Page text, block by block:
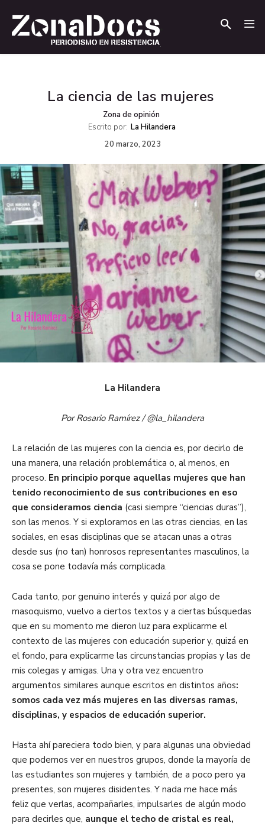
La ciencia de las mujeres
Zona de opinión
Escrito por: La Hilandera
20 marzo, 2023
La Hilandera
Por Rosario Ramírez / @la_hilandera
La relación de las mujeres con la ciencia es, por decirlo de
una manera, una relación problemática o, al menos, en
proceso. En principio porque aquellas mujeres que han
tenido reconocimiento de sus contribuciones en eso
que consideramos ciencia (casi siempre “ciencias duras”),
son las menos. Y si exploramos en las otras ciencias, en las
sociales, en esas disciplinas que se atacan unas a otras
desde sus (no tan) honrosos representantes masculinos, la
cosa se pone todavía más complicada.
Cada tanto, por genuino interés y quizá por algo de
masoquismo, vuelvo a ciertos textos y a ciertas búsquedas
que en su momento me dieron luz para explicarme el
contexto de las mujeres con educación superior y, quizá en
el fondo, para explicarme las circunstancias propias y las de
mis colegas y amigas. Una y otra vez encuentro
argumentos similares aunque escritos en distintos años:
somos cada vez más mujeres en las diversas ramas,
disciplinas, y espacios de educación superior.
Hasta ahí pareciera todo bien, y para algunas una obviedad
que podemos ver en nuestros grupos, donde la mayoría de
las estudiantes son mujeres y también, de a poco pero ya
presentes, son mujeres disidentes. Y nada me hace más
feliz que verlas, acompañarles, impulsarles de algún modo
para decirles que, aunque el techo de cristal es real,